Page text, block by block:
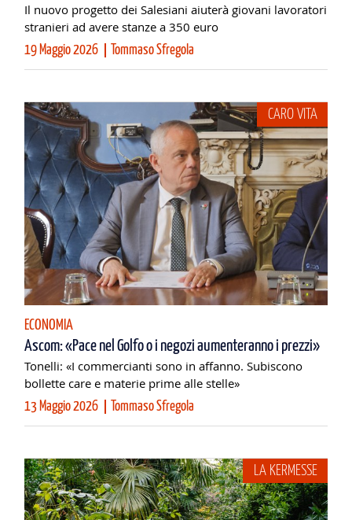
Il nuovo progetto dei Salesiani aiuterà giovani lavoratori
stranieri ad avere stanze a 350 euro
19 Maggio 2026 Tommaso Sfregola
ECONOMIA
CARO VITA
Ascom: «Pace nel Golfo o i negozi aumenteranno i prezzi»
Tonelli: «I commercianti sono in affanno. Subiscono
bollette care e materie prime alle stelle»
13 Maggio 2026 Tommaso Sfregola
LA KERMESSE